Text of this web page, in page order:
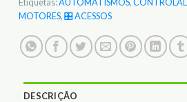
MOTORES,🎛️ ACESSOS
DESCRIÇÃO